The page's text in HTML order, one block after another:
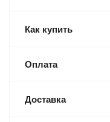
Как купить
Оплата
Доставка